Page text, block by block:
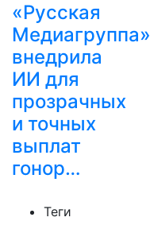
«Русская
Медиагруппа»
внедрила
ИИ для
прозрачных
и точных
выплат
гонор…
Теги